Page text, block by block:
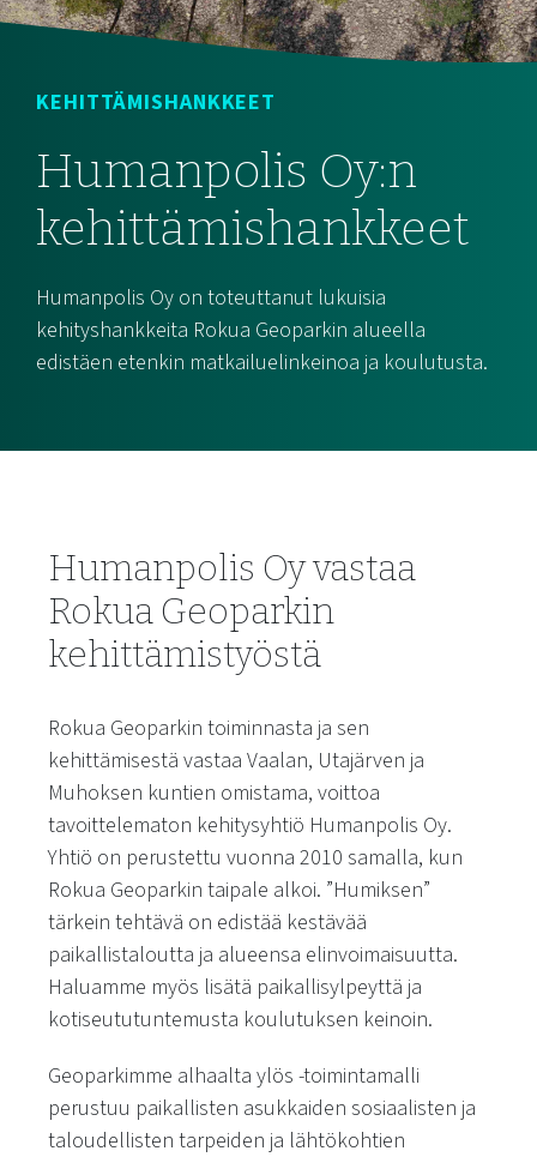
KEHITTÄMISHANKKEET
Humanpolis Oy:n
kehittämishankkeet
Humanpolis Oy on toteuttanut lukuisia
kehityshankkeita Rokua Geoparkin alueella
edistäen etenkin matkailuelinkeinoa ja koulutusta.
Humanpolis Oy vastaa
Rokua Geoparkin
kehittämistyöstä
Rokua Geoparkin toiminnasta ja sen
kehittämisestä vastaa Vaalan, Utajärven ja
Muhoksen kuntien omistama, voittoa
tavoittelematon kehitysyhtiö Humanpolis Oy.
Yhtiö on perustettu vuonna 2010 samalla, kun
Rokua Geoparkin taipale alkoi. ”Humiksen”
tärkein tehtävä on edistää kestävää
paikallistaloutta ja alueensa elinvoimaisuutta.
Haluamme myös lisätä paikallisylpeyttä ja
kotiseututuntemusta koulutuksen keinoin.
Geoparkimme alhaalta ylös -toimintamalli
perustuu paikallisten asukkaiden sosiaalisten ja
taloudellisten tarpeiden ja lähtökohtien